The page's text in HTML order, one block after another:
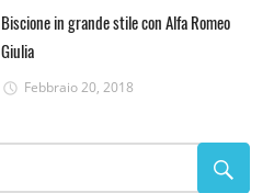
Biscione in grande stile con Alfa Romeo
Giulia
Febbraio 20, 2018